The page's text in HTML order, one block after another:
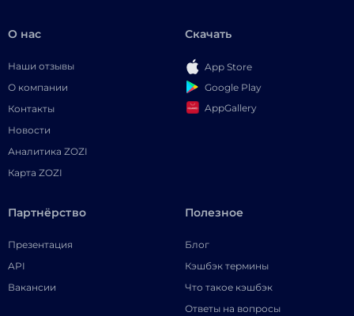
О нас
Наши отзывы
О компании
Контакты
Новости
Аналитика ZOZI
Карта ZOZI
Скачать
App Store
Google Play
AppGallery
Партнёрство
Презентация
API
Вакансии
Полезное
Блог
Кэшбэк термины
Что такое кэшбэк
Ответы на вопросы